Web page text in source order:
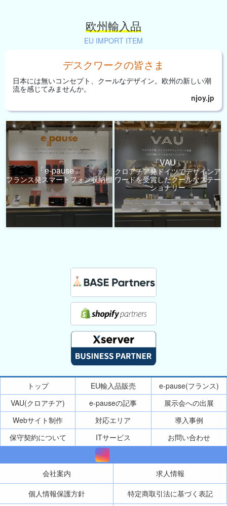
欧州輸入品
EU IMPORT ITEM
デスクワークの皆さま
日本には無いコンセプト、 クールなデザイン。 欧州の新しい潮
流を感じてみませんか。
njoy.jp
「e-pause」
フランス発スマートフォン収納棚
「VAU」
クロアチア発ドイツでデザインア
ワードを受賞したクールなステー
ショナリー
トップ EU輸入品販売
e-pause(フランス)
VAU(クロアチア)
e-pauseの記事
展示会への出展
Webサイト制作
対応エリア
導入事例
保守契約について
ITサービス お問い合わせ
会社案内
求人情報
個人情報保護方針
特定商取引法に基づく表記